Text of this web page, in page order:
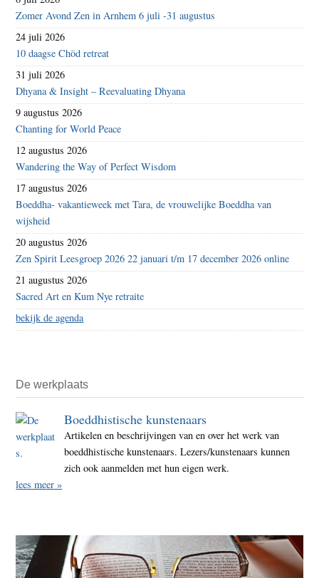
Zomer Avond Zen in Arnhem 6 juli -31 augustus
24 juli 2026
10 daagse Chöd retreat
31 juli 2026
Dhyana & Insight – Reevaluating Dhyana
9 augustus 2026
Chanting for World Peace
12 augustus 2026
Wandering the Way of Perfect Wisdom
17 augustus 2026
Boeddha- vakantieweek met Tara, de vrouwelijke Boeddha van
wijsheid
20 augustus 2026
Zen Spirit Leesgroep 2026 22 januari t/m 17 december 2026 online
21 augustus 2026
Sacred Art en Kum Nye retraite
bekijk de agenda
De werkplaats
Boeddhistische kunstenaars
Artikelen en beschrijvingen van en over het werk van
boeddhistische kunstenaars. Lezers/kunstenaars kunnen
zich ook aanmelden met hun eigen werk.
lees meer »